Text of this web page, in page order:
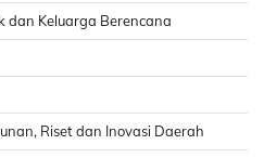
dan Keluarga Berencana
Riset dan Inovasi Daerah